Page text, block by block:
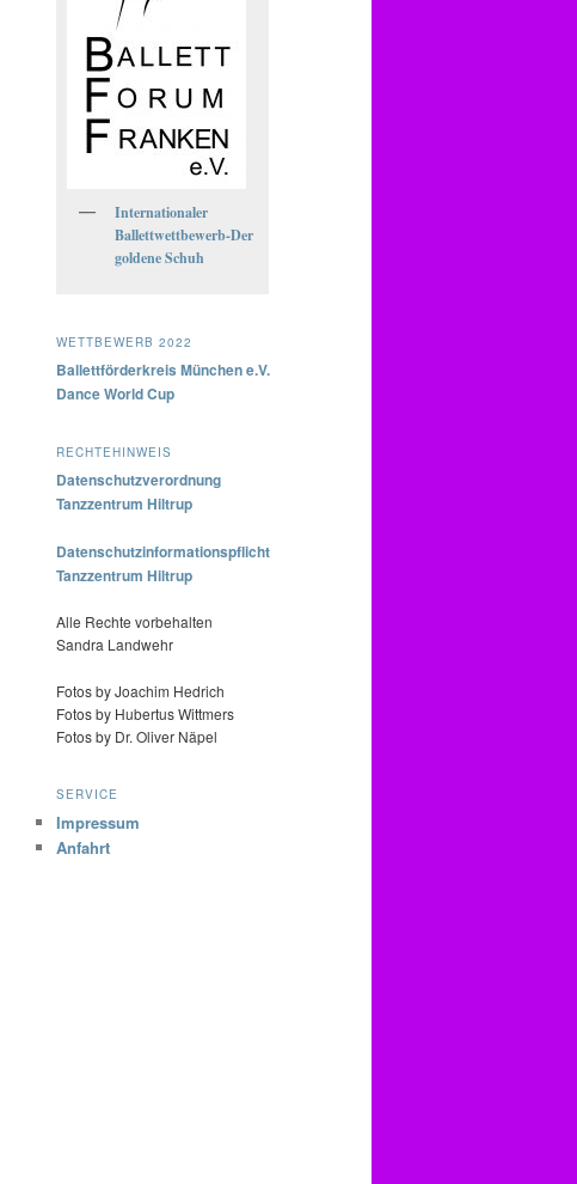
Internationaler
Ballettwettbewerb-Der
goldene Schuh
WETTBEWERB 2022
Ballettförderkreis München e.V.
Dance World Cup
RECHTEHINWEIS
Datenschutzverordnung
Tanzzentrum Hiltrup
Datenschutzinformationspflicht
Tanzzentrum Hiltrup
Alle Rechte vorbehalten
Sandra Landwehr
Fotos by Joachim Hedrich
Fotos by Hubertus Wittmers
Fotos by Dr. Oliver Näpel
SERVICE
Impressum
Anfahrt